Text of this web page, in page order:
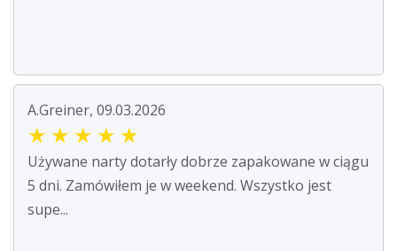
A.Greiner, 09.03.2026
★ ★ ★ ★ ★
Używane narty dotarły dobrze zapakowane w ciągu
5 dni. Zamówiłem je w weekend. Wszystko jest
supe...